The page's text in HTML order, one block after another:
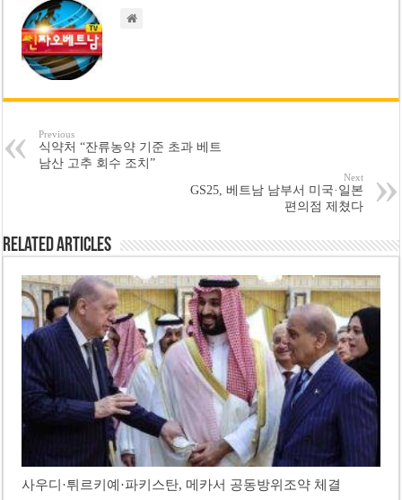
Previous
식약처 “잔류농약 기준 초과 베트
남산 고추 회수 조치”
Next
GS25, 베트남 남부서 미국·일본
편의점 제쳤다
Related Articles
사우디·튀르키예·파키스탄, 메카서 공동방위조약 체결